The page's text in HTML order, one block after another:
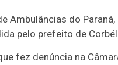
Ambulâncias do
pelo prefeito de
fez denúncia na